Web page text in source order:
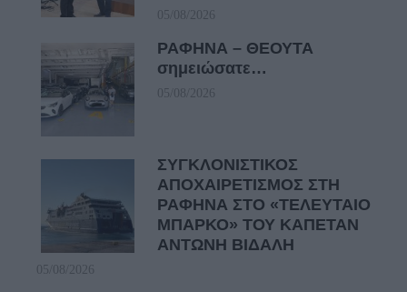
05/08/2026
ΡΑΦΗΝΑ – ΘΕΟΥΤΑ
σημειώσατε…
05/08/2026
ΣΥΓΚΛΟΝΙΣΤΙΚΟΣ
ΑΠΟΧΑΙΡΕΤΙΣΜΟΣ ΣΤΗ
ΡΑΦΗΝΑ ΣΤΟ «ΤΕΛΕΥΤΑΙΟ
ΜΠΑΡΚΟ» ΤΟΥ ΚΑΠΕΤΑΝ
ΑΝΤΩΝΗ ΒΙΔΑΛΗ
05/08/2026